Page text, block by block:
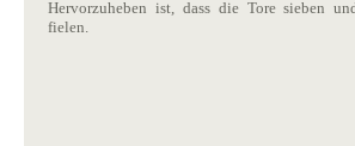
Hervorzuheben ist, dass die Tore sieben
fielen.